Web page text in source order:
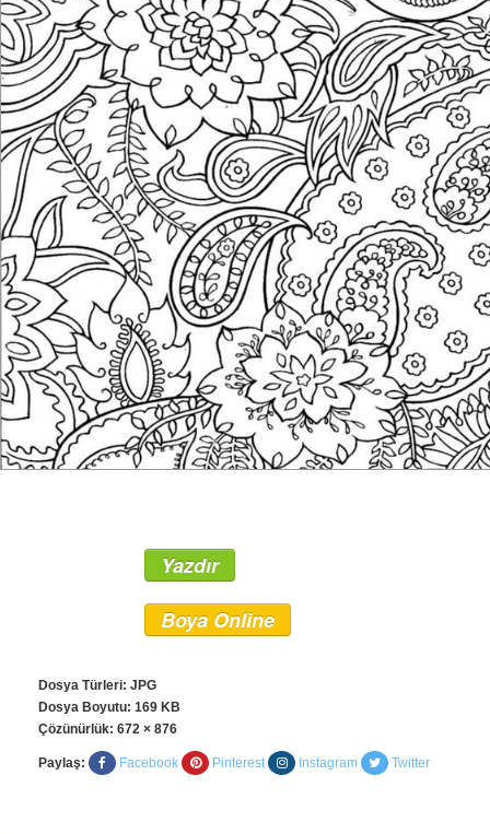
Yazdır
Boya Online
Dosya Türleri: JPG
Dosya Boyutu: 169 KB
Çözünürlük: 672 × 876
Paylaş: Facebook Pinterest Instagram Twitter